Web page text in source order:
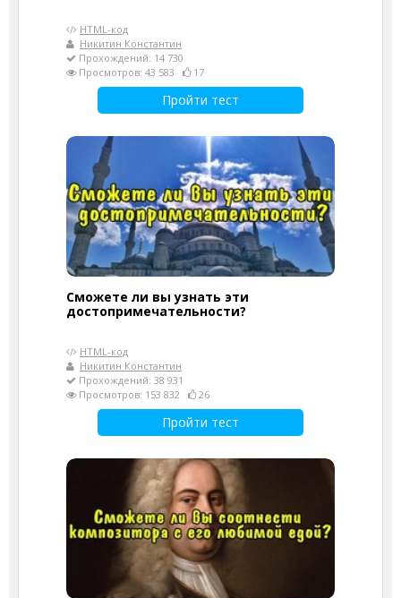
HTML-код
Никитин Константин
Прохождений: 14 730
Просмотров: 43 583
17
Пройти тест
Сможете ли вы узнать эти
достопримечательности?
HTML-код
Никитин Константин
Прохождений: 38 931
Просмотров: 153 832
26
Пройти тест